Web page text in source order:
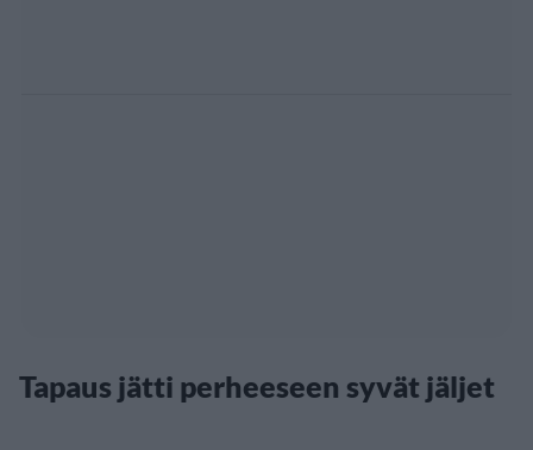
Tapaus jätti perheeseen syvät jäljet